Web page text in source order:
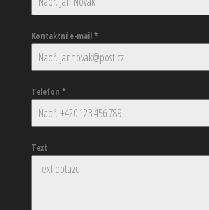
Kontaktní e-mail*
Telefon *
Text